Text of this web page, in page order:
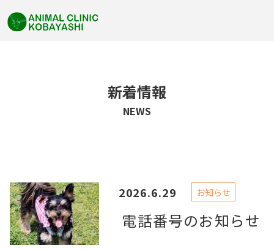
新着情報
NEWS
電話番号のお知らせ
2026.6.29 お知らせ